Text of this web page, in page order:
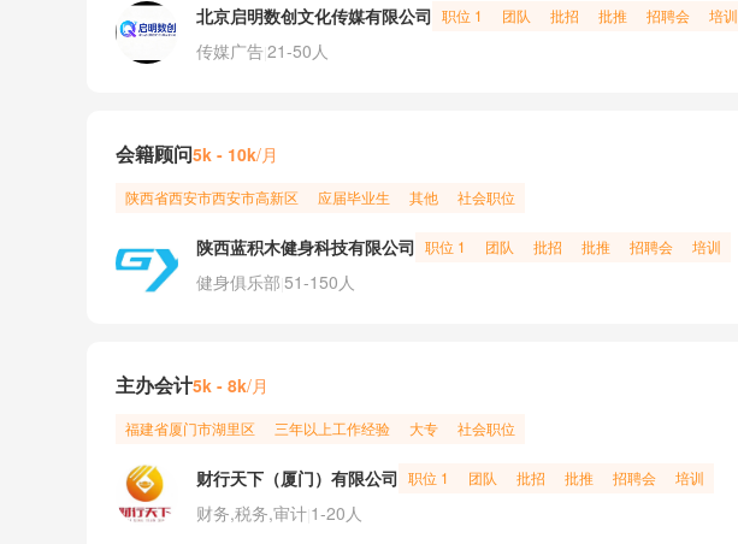
北京启明数创文化传媒有限公司 职位 1 团队 批招 批推 招聘会 培训
传媒广告21-50人
会籍顾问5k - 10k/月
陕西省西安市西安市高新区 应届毕业生 其他 社会职位
陕西蓝积木健身科技有限公司 职位 1 团队 批招 批推 招聘会 培训
健身俱乐部 51-150人
主办会计5k - 8k/月
福建省厦门市湖里区 三年以上工作经验 大专 社会职位
财行天下（厦门）有限公司 职位 1 团队 批招 批推 招聘会 培训
财务,税务,审计 1-20人